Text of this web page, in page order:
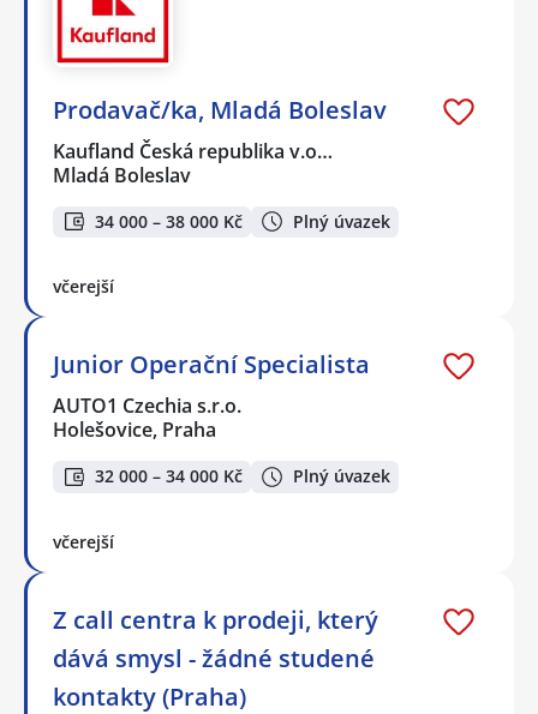
Prodavač/ka, Mladá Boleslav
Kaufland Česká republika v.o…
Mladá Boleslav
34 000 – 38 000 Kč Plný úvazek
včerejší
Junior Operační Specialista
AUTO1 Czechia s.r.o.
Holešovice, Praha
32 000 – 34 000 Kč Plný úvazek
včerejší
Z call centra k prodeji, který
dává smysl - žádné studené
kontakty (Praha)